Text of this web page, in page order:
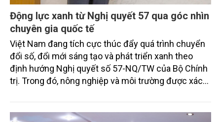
Động lực xanh từ Nghị quyết 57 qua góc nhìn
chuyên gia quốc tế
Việt Nam đang tích cực thúc đẩy quá trình chuyển
đổi số, đổi mới sáng tạo và phát triển xanh theo
định hướng Nghị quyết số 57-NQ/TW của Bộ Chính
trị. Trong đó, nông nghiệp và môi trường được xác
sắc bởi các tiến bộ công nghệ và cam kết bền vững
toàn cầu, đặc biệt là mục tiêu đưa phát thải ròng